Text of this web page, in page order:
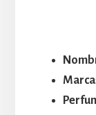
Marca